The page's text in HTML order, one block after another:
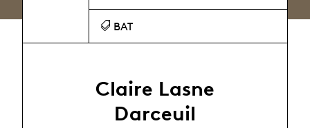
BAT
Claire Lasne
Darceuil